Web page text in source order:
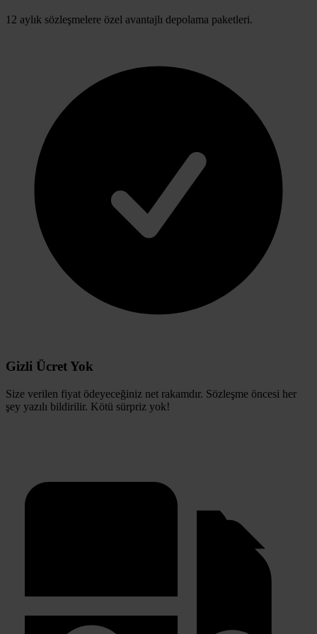
12 aylık sözleşmelere özel avantajlı depolama paketleri.
Gizli Ücret Yok
Size verilen fiyat ödeyeceğiniz net rakamdır. Sözleşme öncesi her
şey yazılı bildirilir. Kötü sürpriz yok!